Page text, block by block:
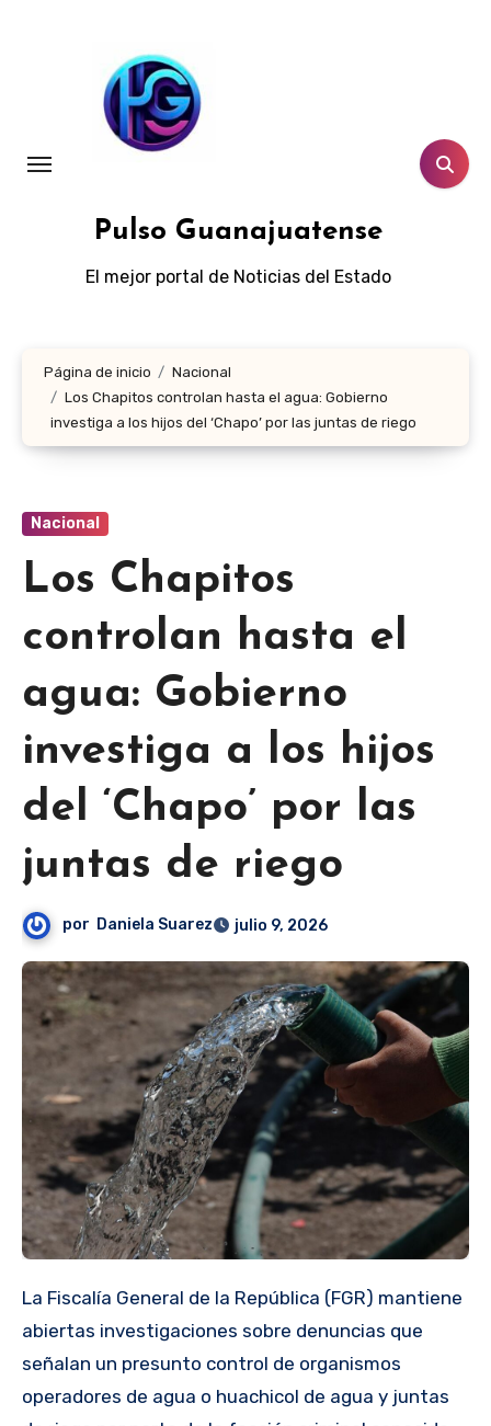
Pulso Guanajuatense
El mejor portal de Noticias del Estado
Página de inicio
Nacional
Los Chapitos controlan hasta el agua: Gobierno
investiga a los hijos del ‘Chapo’ por las juntas de riego
Nacional
Los Chapitos
controlan hasta el
agua: Gobierno
investiga a los hijos
del ‘Chapo’ por las
juntas de riego
por Daniela Suarez julio 9, 2026
La Fiscalía General de la República (FGR) mantiene
abiertas investigaciones sobre denuncias que
señalan un presunto control de organismos
operadores de agua o huachicol de agua y juntas